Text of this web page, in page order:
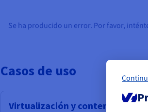
Se ha producido un error. Por favor,
Casos de uso
Virtualización y contenerización